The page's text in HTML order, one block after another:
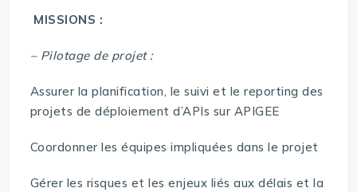
MISSIONS :
– Pilotage de projet :
Assurer la planification, le suivi et le reporting des
projets de déploiement d’APIs sur APIGEE
Coordonner les équipes impliquées dans le projet
Gérer les risques et les enjeux liés aux délais et la